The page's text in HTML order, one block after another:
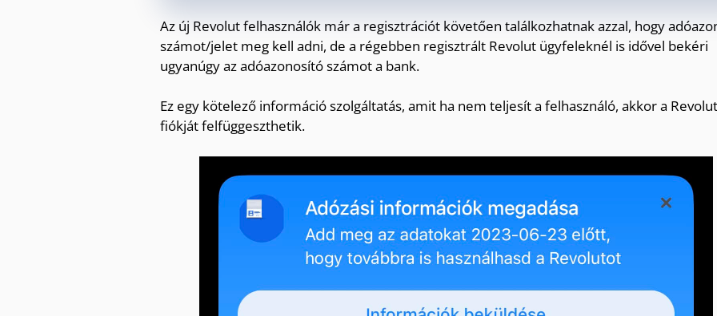
Az új Revolut felhasználók már a regisztrációt követően találkozhatnak azzal, hogy
számot/jelet meg kell adni, de a régebben regisztrált Revolut ügyfeleknél is idővel bekéri
ugyanúgy az adóazonosító számot a bank.
Ez egy kötelező információ szolgáltatás, amit ha nem teljesít a felhasználó, akkor a Revolut
fiókját felfüggeszthetik.